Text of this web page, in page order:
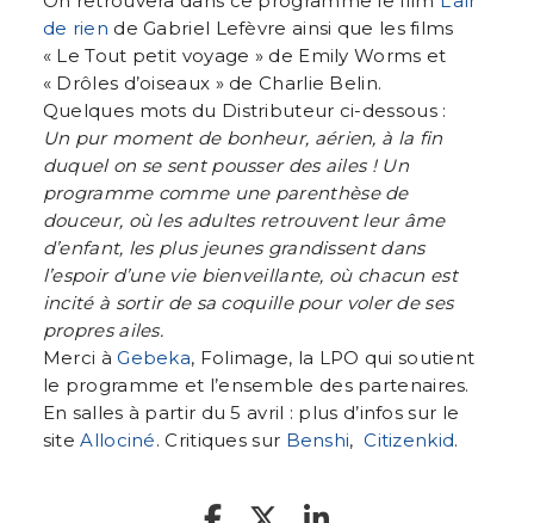
de rien de Gabriel Lefèvre ainsi que les films
« Le Tout petit voyage » de Emily Worms et
« Drôles d’oiseaux » de Charlie Belin.
Quelques mots du Distributeur ci-dessous :
Un pur moment de bonheur, aérien, à la fin
duquel on se sent pousser des ailes ! Un
programme comme une parenthèse de
douceur, où les adultes retrouvent leur âme
d’enfant, les plus jeunes grandissent dans
l’espoir d’une vie bienveillante, où chacun est
incité à sortir de sa coquille pour voler de ses
propres ailes.
Merci àGebeka, Folimage, la LPO qui soutient
le programme et l’ensemble des partenaires.
En salles à partir du 5 avril : plus d’infos sur le
siteAllociné. Critiques sur Benshi,Citizenkid.